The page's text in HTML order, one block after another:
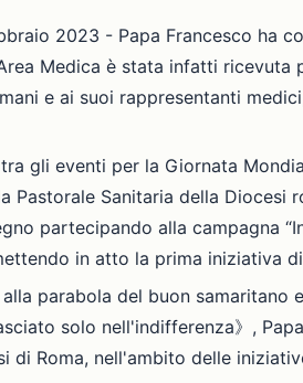
2023 - Papa Francesco ha
Medica è stata infatti
e ai suoi rappresentanti
tra gli eventi per la Giornata
Pastorale Sanitaria della Diocesi
partecipando alla campagna
in atto la prima iniziativa
alla parabola del buon
solo nell'indifferenza》,
di Roma, nell'ambito delle